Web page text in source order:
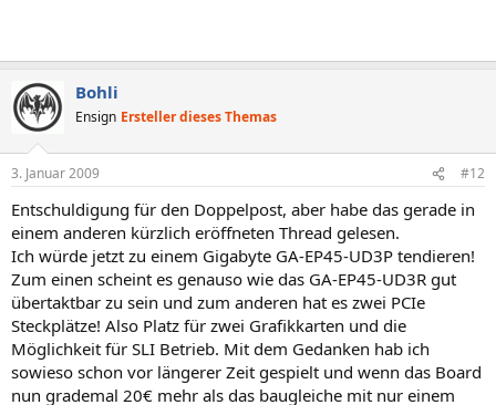
Bohli
Ensign Ersteller dieses Themas
3. Januar 2009 #12
Entschuldigung für den Doppelpost, aber habe das gerade in
einem anderen kürzlich eröffneten Thread gelesen.
Ich würde jetzt zu einem Gigabyte GA-EP45-UD3P tendieren!
Zum einen scheint es genauso wie das GA-EP45-UD3R gut
übertaktbar zu sein und zum anderen hat es zwei PCIe
Steckplätze! Also Platz für zwei Grafikkarten und die
Möglichkeit für SLI Betrieb. Mit dem Gedanken hab ich
sowieso schon vor längerer Zeit gespielt und wenn das Board
nun grademal 20€ mehr als das baugleiche mit nur einem